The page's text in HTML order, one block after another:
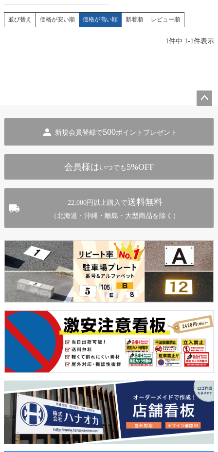
並び替え 価格が安い順 価格が高い順 新着順 レビュー順
1 件中 1 -1 件表示
新規会員登録で500ポイントプレゼント
会員様は いつでも 5%OFF
22,000円以上購入で送料無料
（北海道・沖縄・離島・大型商品を除く）